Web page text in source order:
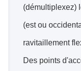
(démultiplexez)
(est ou
ravitaillement
Des points